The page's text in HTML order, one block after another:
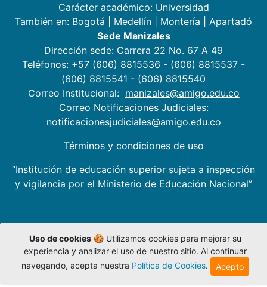
Carácter académico: Universidad
También en: Bogotá Medellín Montería
Apartadó
Sede Manizales
Dirección sede: Carrera 22 No. 67 A 49
Teléfonos: +57 (606) 8815536 - (606) 8815537 -
(606) 8815541 - (606) 8815540
Correo Institucional: manizales@amigo.edu.co
Correo Notificaciones Judiciales:
notificacionesjudiciales@amigo.edu.co
Términos y condiciones de uso
“Institución de educación superior sujeta a inspección
y vigilancia por el Ministerio de Educación Nacional”
Uso de cookies🍪 Utilizamos cookies para mejorar su
experiencia y analizar el uso de nuestro sitio. Al continuar
navegando, acepta nuestra Política de Cookies. Acepto